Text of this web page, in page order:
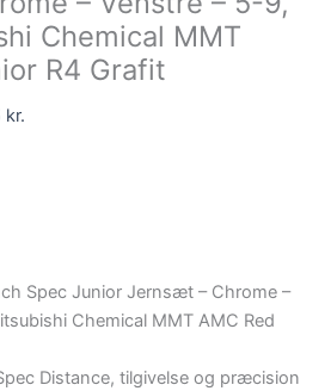
Chemical MMT
R4 Grafit
kr.
Spec Junior Jernsæt – Chrome –
Chemical MMT AMC Red
Distance, tilgivelse og præcision